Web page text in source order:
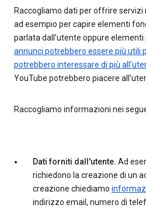
Raccogliamo dati per offrire
ad esempio per capire elementi
parlata dall'utente oppure elementi
annunci potrebbero essere più utili
potrebbero interessare di più
YouTube potrebbero piacere
Raccogliamo informazioni nei
Dati forniti dall'utente. Ad
richiedono la creazione di un
creazione chiediamo
indirizzo email, numero di